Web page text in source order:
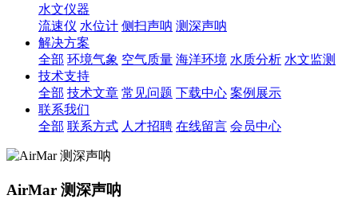
水文仪器
流速仪 水位计 侧扫声呐 测深声呐
解决方案
全部 环境气象 空气质量 海洋环境 水质分析 水文监测
技术支持
全部 技术文章 常见问题 下载中心 案例展示
联系我们
全部 联系方式 人才招聘 在线留言 会员中心
AirMar 测深声呐